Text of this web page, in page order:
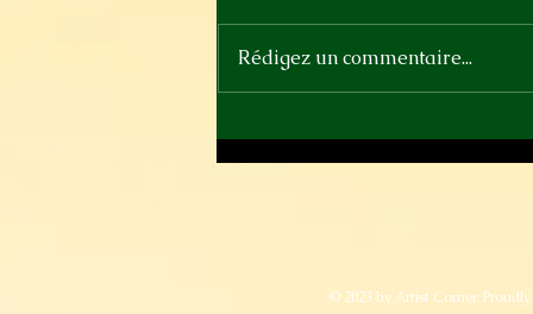
Rédigez un commentaire...
© 2023 by Artist Corner.